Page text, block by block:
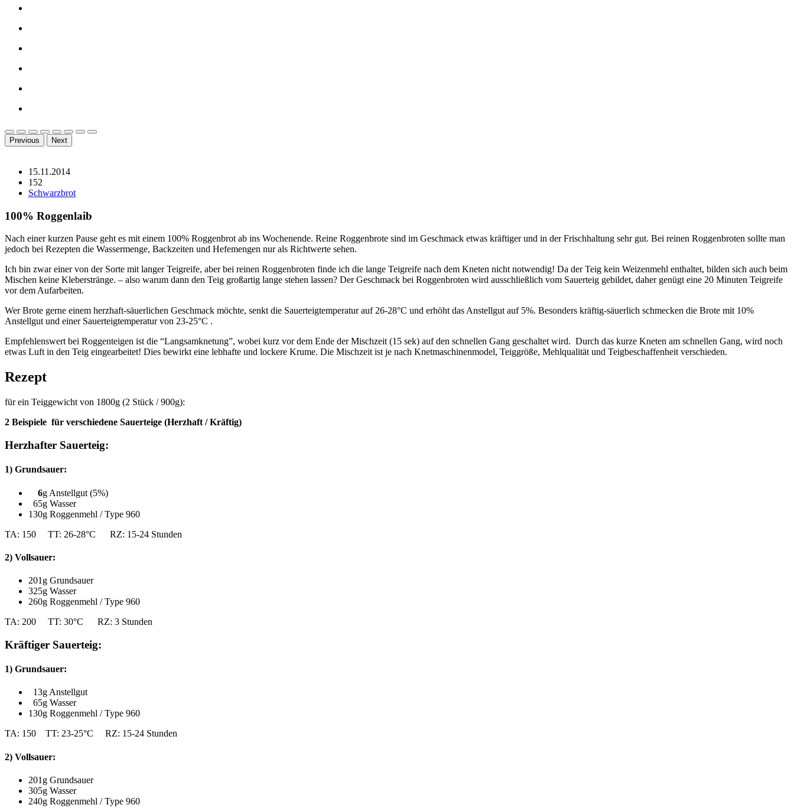
Previous Next
15.11.2014
152
Schwarzbrot
100% Roggenlaib
Nach einer kurzen Pause geht es mit einem 100% Roggenbrot ab ins Wochenende. Reine Roggenbrote sind im Geschmack etwas kräftiger und in der Frischhaltung sehr gut. Bei reinen Roggenbroten sollte man
jedoch bei Rezepten die Wassermenge, Backzeiten und Hefemengen nur als Richtwerte sehen.
Ich bin zwar einer von der Sorte mit langer Teigreife, aber bei reinen Roggenbroten finde ich die lange Teigreife nach dem Kneten nicht notwendig! Da der Teig kein Weizenmehl enthaltet, bilden sich auch beim
Mischen keine Kleberstränge. – also warum dann den Teig großartig lange stehen lassen? Der Geschmack bei Roggenbroten wird ausschließlich vom Sauerteig gebildet, daher genügt eine 20 Minuten Teigreife
vor dem Aufarbeiten.
Wer Brote gerne einem herzhaft-säuerlichen Geschmack möchte, senkt die Sauerteigtemperatur auf 26-28°C und erhöht das Anstellgut auf 5%. Besonders kräftig-säuerlich schmecken die Brote mit 10%
Anstellgut und einer Sauerteigtemperatur von 23-25°C .
Empfehlenswert bei Roggenteigen ist die “Langsamknetung”, wobei kurz vor dem Ende der Mischzeit (15 sek) auf den schnellen Gang geschaltet wird. Durch das kurze Kneten am schnellen Gang, wird noch
etwas Luft in den Teig eingearbeitet! Dies bewirkt eine lebhafte und lockere Krume. Die Mischzeit ist je nach Knetmaschinenmodel, Teiggröße, Mehlqualität und Teigbeschaffenheit verschieden.
Rezept
für ein Teiggewicht von 1800g (2 Stück / 900g):
2 Beispiele für verschiedene Sauerteige (Herzhaft / Kräftig)
Herzhafter Sauerteig:
1) Grundsauer:
6g Anstellgut (5%)
65g Wasser
130g Roggenmehl / Type 960
TA: 150 TT: 26-28°C RZ: 15-24 Stunden
2) Vollsauer:
201g Grundsauer
325g Wasser
260g Roggenmehl / Type 960
TA: 200 TT: 30°C RZ: 3 Stunden
Kräftiger Sauerteig:
1) Grundsauer:
13g Anstellgut
65g Wasser
130g Roggenmehl / Type 960
TA: 150 TT: 23-25°C RZ: 15-24 Stunden
2) Vollsauer:
201g Grundsauer
305g Wasser
240g Roggenmehl / Type 960